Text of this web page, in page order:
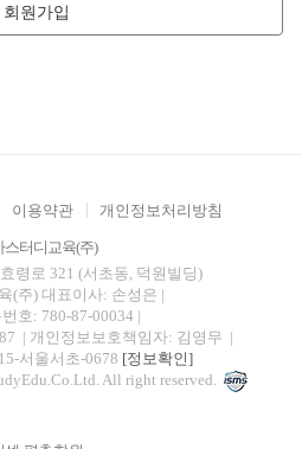
회원가입
이용약관 개인정보처리방침
스터디교육(주)
령로 321 (서초동, 덕원빌딩)
(주) 대표이사: 손성은 |
호: 780-87-00034 |
| 개인정보보호책임자: 김영무 |
서울서초-0678 [정보확인]
All right reserved.